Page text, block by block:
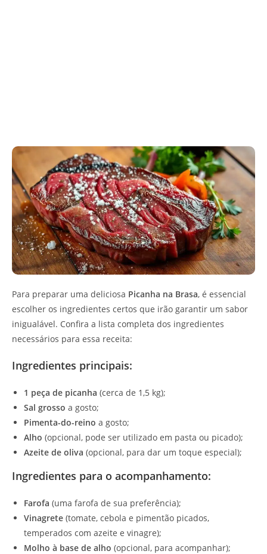
Para preparar uma deliciosa Picanha na Brasa, é essencial
escolher os ingredientes certos que irão garantir um sabor
inigualável. Confira a lista completa dos ingredientes
necessários para essa receita:
Ingredientes principais:
1 peça de picanha (cerca de 1,5 kg);
Sal grosso a gosto;
Pimenta-do-reino a gosto;
Alho (opcional, pode ser utilizado em pasta ou picado);
Azeite de oliva (opcional, para dar um toque especial);
Ingredientes para o acompanhamento:
Farofa (uma farofa de sua preferência);
Vinagrete (tomate, cebola e pimentão picados,
temperados com azeite e vinagre);
Molho à base de alho (opcional, para acompanhar);